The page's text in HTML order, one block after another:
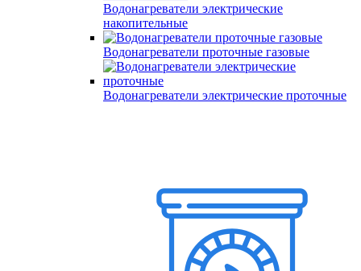
Водонагреватели электрические
накопительные
Водонагреватели проточные газовые
Водонагреватели электрические проточные